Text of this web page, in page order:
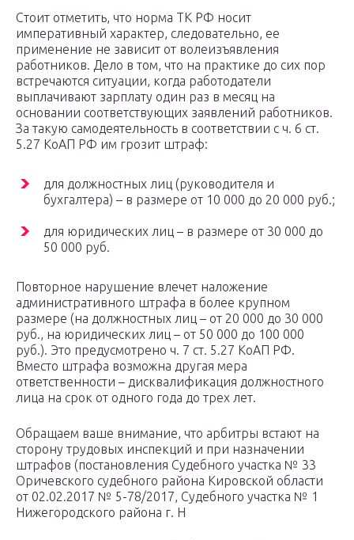
Стоит отметить, что норма ТК РФ носит
императивный характер, следовательно, ее
применение не зависит от волеизъявления
работников. Дело в том, что на практике до сих пор
встречаются ситуации, когда работодатели
выплачивают зарплату один раз в месяц на
основании соответствующих заявлений работников.
За такую самодеятельность в соответствии с ч. 6 ст.
5.27 ­КоАП РФ им грозит штраф:
для должностных лиц (руководителя и
бухгалтера) – в размере от 10 000 до 20 000 руб.;
для юридических лиц – в размере от 30 000 до
50 000 руб.
Повторное нарушение влечет наложение
административного штрафа в более крупном
размере (на должностных лиц – от 20 000 до 30 000
руб., на юридических лиц – от 50 000 до 100 000
руб.). Это предусмотрено ч. 7 ст. 5.27 ­КоАП РФ.
Вместо штрафа возможна другая мера
ответственности – дисквалификация должностного
лица на срок от одного года до трех лет.
Обращаем ваше внимание, что арбитры встают на
сторону трудовых инспекций и при назначении
штрафов (постановления Судебного участка № 33
Оричевского судебного района Кировской области
от 02.02.2017 № 5-78/2017, Судебного участка № 1
Нижегородского района г. Н